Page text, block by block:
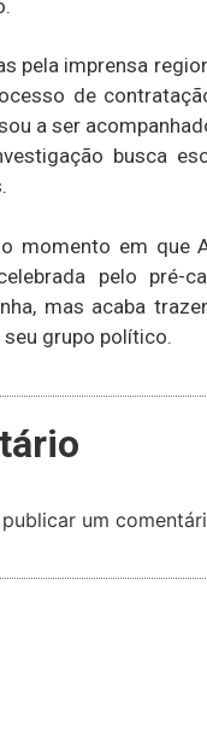
pela imprensa
de
a ser
busca
momento em que
pelo pré-
mas acaba
grupo político.
um